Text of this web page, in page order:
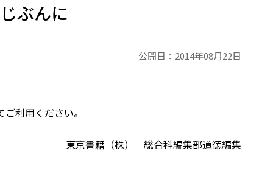
ぶんに
公開日： 2014年08月22日
利用ください。
東京書籍（株） 総合科編集部道徳編集